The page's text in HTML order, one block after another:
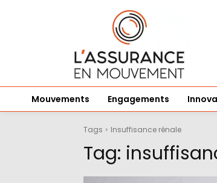
Mouvements Engagements
Tags Insuffisance rénale
Tag: